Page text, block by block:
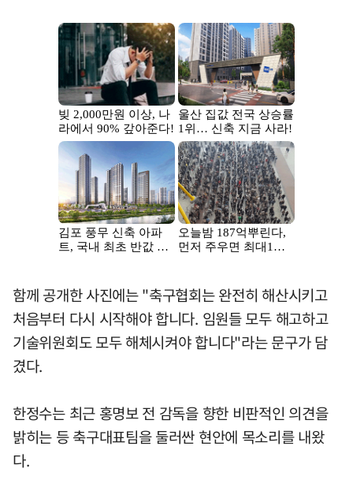
함께 공개한 사진에는 "축구협회는 완전히 해산시키고
처음부터 다시 시작해야 합니다. 임원들 모두 해고하고
기술위원회도 모두 해체시켜야 합니다"라는 문구가 담
겼다.
한정수는 최근 홍명보 전 감독을 향한 비판적인 의견을
밝히는 등 축구대표팀을 둘러싼 현안에 목소리를 내왔
다.